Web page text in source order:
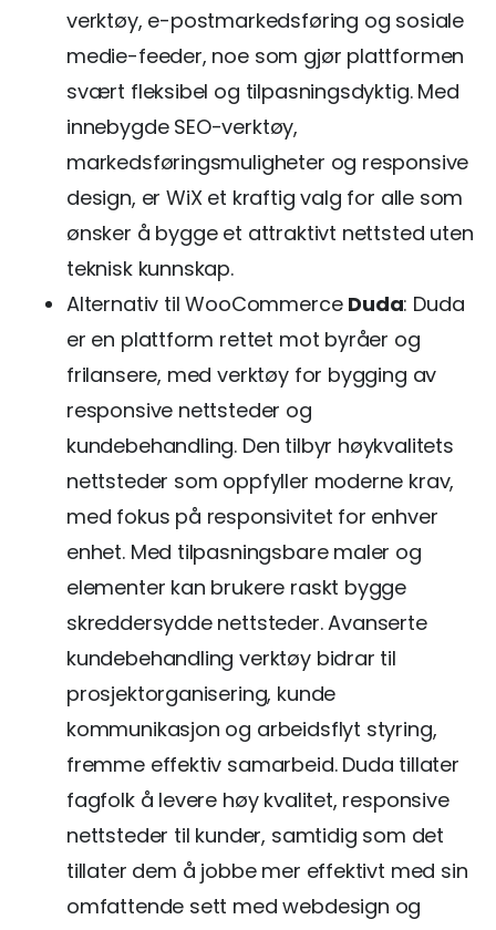
verktøy, e-postmarkedsføring og sosiale
medie-feeder, noe som gjør plattformen
svært fleksibel og tilpasningsdyktig. Med
innebygde SEO-verktøy,
markedsføringsmuligheter og responsive
design, er WiX et kraftig valg for alle som
ønsker å bygge et attraktivt nettsted uten
teknisk kunnskap.
Alternativ til WooCommerce Duda: Duda
er en plattform rettet mot byråer og
frilansere, med verktøy for bygging av
responsive nettsteder og
kundebehandling. Den tilbyr høykvalitets
nettsteder som oppfyller moderne krav,
med fokus på responsivitet for enhver
enhet. Med tilpasningsbare maler og
elementer kan brukere raskt bygge
skreddersydde nettsteder. Avanserte
kundebehandling verktøy bidrar til
prosjektorganisering, kunde
kommunikasjon og arbeidsflyt styring,
fremme effektiv samarbeid. Duda tillater
fagfolk å levere høy kvalitet, responsive
nettsteder til kunder, samtidig som det
tillater dem å jobbe mer effektivt med sin
omfattende sett med webdesign og